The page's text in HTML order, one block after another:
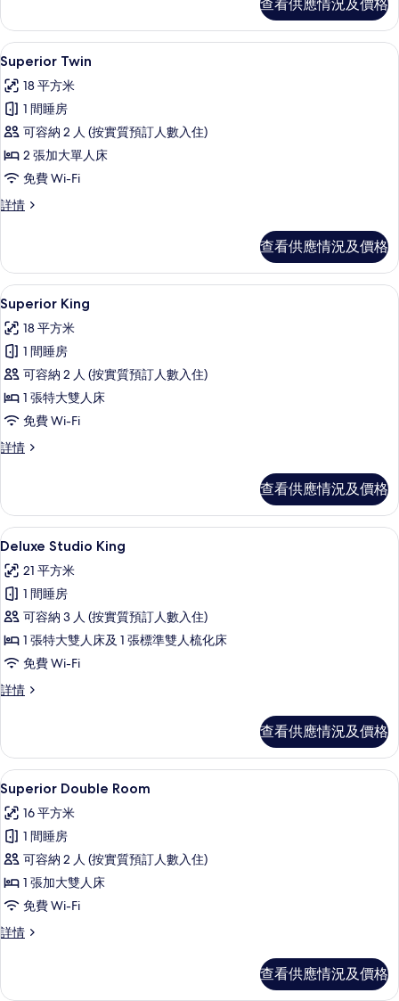
查看供應情況及價格
載
入
所
有
Superior
Twin
的
相
Superior Twin | 高級寢具、遮光窗簾/
5
Superior Twin
18 平方米
1 間睡房
可容納 2 人 (按實質預訂人數入住)
2 張加大單人床
免費 Wi-Fi
詳情
Superior
查看供應情況及價格
載
入
所
有
Superior
King
的
相
Superior King | 高級寢具、遮光窗簾/
4
Superior King
18 平方米
1 間睡房
可容納 2 人 (按實質預訂人數入住)
1 張特大雙人床
免費 Wi-Fi
詳情
Superior
查看供應情況及價格
載
入
所
有
Deluxe
Studio
King
的
Deluxe Studio King | 高級寢具、遮
5
Deluxe Studio King
21 平方米
1 間睡房
可容納 3 人 (按實質預訂人數入住)
1 張特大雙人床及 1 張標準雙人梳化床
免費 Wi-Fi
詳情
Deluxe
情
查看供應情況及價格
載
入
所
有
Superior
Double
Room
的
Superior Double Room | 高級寢具、
5
Superior Double Room
16 平方米
1 間睡房
可容納 2 人 (按實質預訂人數入住)
1 張加大雙人床
免費 Wi-Fi
詳情
Superior
情
查看供應情況及價格